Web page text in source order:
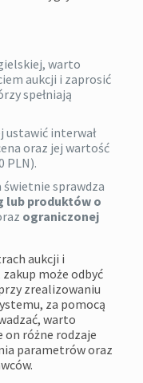
warto
aukcji i zaprosić
spełniają
ustawić interwał
oraz jej wartość
PLN).
świetnie sprawdza
lub produktów o
ograniczonej
aukcji i
może odbyć
zrealizowaniu
za pomocą
warto
on różne rodzaje
parametrów oraz